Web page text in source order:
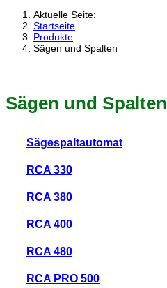
Aktuelle Seite:
Startseite
Produkte
Sägen und Spalten
Sägen und Spalten
Sägespaltautomat
RCA 330
RCA 380
RCA 400
RCA 480
RCA PRO 500